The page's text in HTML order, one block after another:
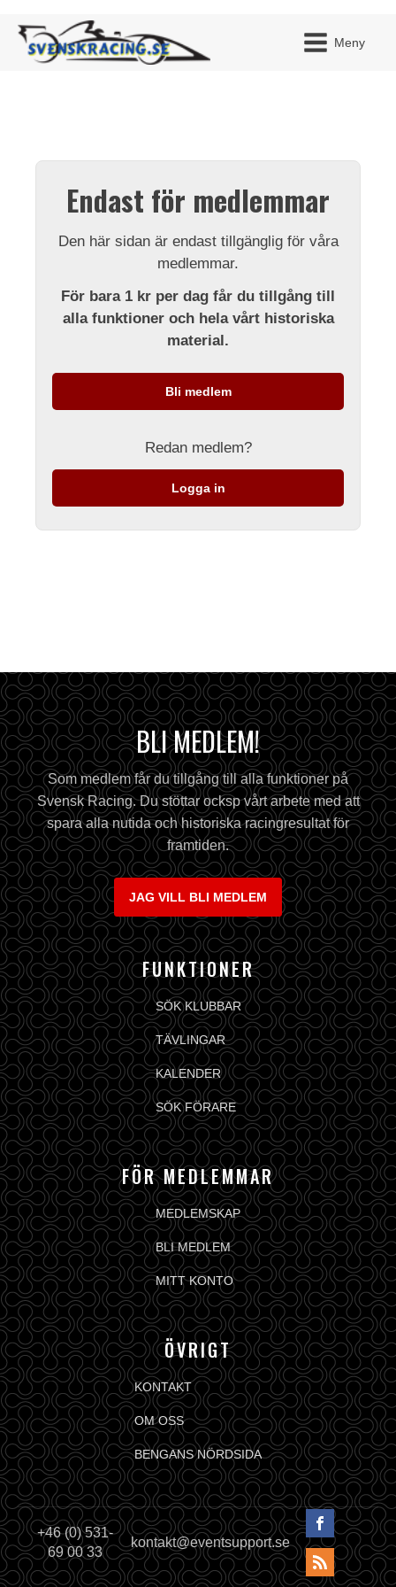
Meny
Endast för medlemmar
Den här sidan är endast tillgänglig för våra
medlemmar.
För bara 1 kr per dag får du tillgång till
alla funktioner och hela vårt historiska
material.
Bli medlem
Redan medlem?
Logga in
BLI MEDLEM!
Som medlem får du tillgång till alla funktioner på
Svensk Racing. Du stöttar ocksp vårt arbete med att
spara alla nutida och historiska racingresultat för
framtiden.
JAG VILL BLI MEDLEM
FUNKTIONER
SÖK KLUBBAR
TÄVLINGAR
KALENDER
SÖK FÖRARE
FÖR MEDLEMMAR
MEDLEMSKAP
BLI MEDLEM
MITT KONTO
ÖVRIGT
KONTAKT
OM OSS
BENGANS NÖRDSIDA
+46 (0) 531-
69 00 33
kontakt@eventsupport.se